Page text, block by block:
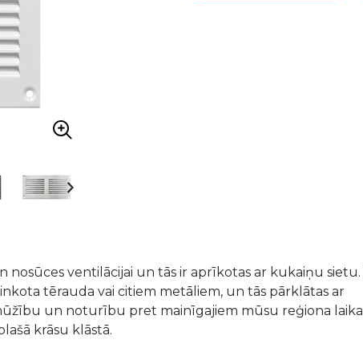
nosūces ventilācijai un tās ir aprīkotas ar kukaiņu sietu.
tērauda vai citiem metāliem, un tās pārklātas ar
un noturību pret mainīgajiem mūsu reģiona laika
krāsu klāstā.